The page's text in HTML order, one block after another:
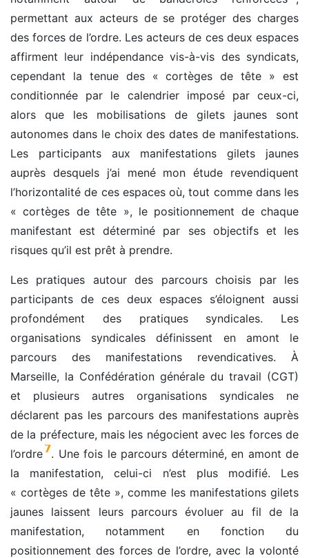
permettant aux acteurs de se protéger des charges
des forces de l’ordre. Les acteurs de ces deux espaces
affirment leur indépendance vis-à-vis des syndicats,
cependant la tenue des « cortèges de tête » est
conditionnée par le calendrier imposé par ceux-ci,
alors que les mobilisations de gilets jaunes sont
autonomes dans le choix des dates de manifestations.
Les participants aux manifestations gilets jaunes
auprès desquels j’ai mené mon étude revendiquent
l’horizontalité de ces espaces où, tout comme dans les
« cortèges de tête », le positionnement de chaque
manifestant est déterminé par ses objectifs et les
risques qu’il est prêt à prendre.
Les pratiques autour des parcours choisis par les
participants de ces deux espaces s’éloignent aussi
profondément des pratiques syndicales. Les
organisations syndicales définissent en amont le
parcours des manifestations revendicatives. À
Marseille, la Confédération générale du travail (CGT)
et plusieurs autres organisations syndicales ne
déclarent pas les parcours des manifestations auprès
de la préfecture, mais les négocient avec les forces de
l’ordre7. Une fois le parcours déterminé, en amont de
la manifestation, celui-ci n’est plus modifié. Les
« cortèges de tête », comme les manifestations gilets
jaunes laissent leurs parcours évoluer au fil de la
manifestation, notamment en fonction du
positionnement des forces de l’ordre, avec la volonté